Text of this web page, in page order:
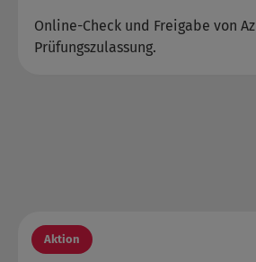
Online-Check und Freigabe von
Prüfungszulassung.
Aktion